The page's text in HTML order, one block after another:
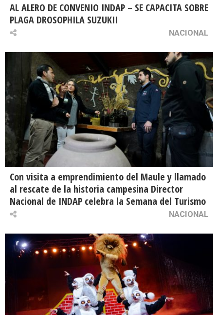
AL ALERO DE CONVENIO INDAP – SE CAPACITA SOBRE
PLAGA DROSOPHILA SUZUKII
NACIONAL
Con visita a emprendimiento del Maule y llamado
al rescate de la historia campesina Director
Nacional de INDAP celebra la Semana del Turismo
NACIONAL